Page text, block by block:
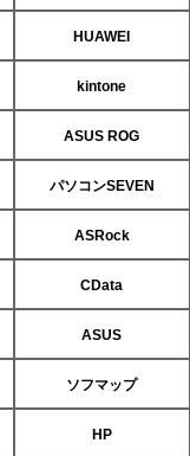
HUAWEI
kintone
ASUS ROG
パソコンSEVEN
ASRock
CData
ASUS
ソフマップ
HP